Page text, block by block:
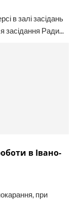
в залі засідань
засідання Ради...
в Івано-
при